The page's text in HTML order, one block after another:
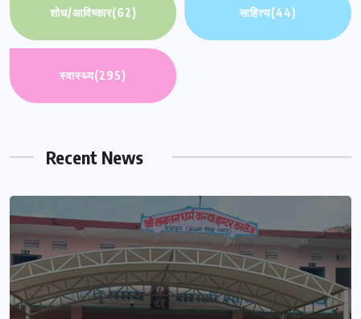
शोध/आविष्कार(62) साहित्य(44)
स्वास्थ्य(295)
Recent News